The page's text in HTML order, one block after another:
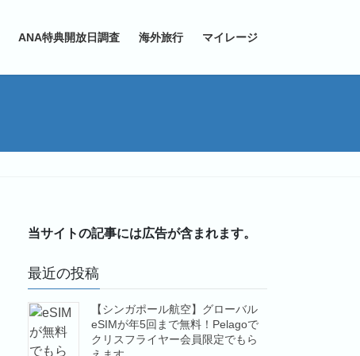
ANA特典開放日調査 海外旅行 マイレージ
当サイトの記事には広告が含まれます。
最近の投稿
【シンガポール航空】グローバル
eSIMが年5回まで無料！Pelagoで
クリスフライヤー会員限定でもら